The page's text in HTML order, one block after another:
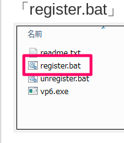
「register.bat